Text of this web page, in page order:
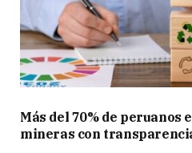
Más del 70% de peruanos
mineras con